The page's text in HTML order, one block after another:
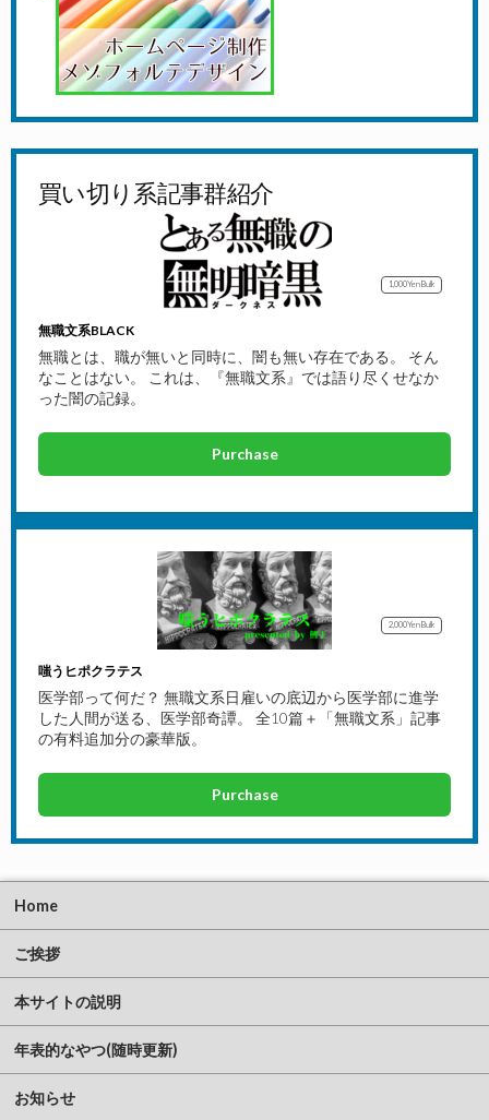
買い切り系記事群紹介
1,000YenBulk
無職文系BLACK
無職とは、職が無いと同時に、闇も無い存在である。 そん
なことはない。 これは、『無職文系』では語り尽くせなか
った闇の記録。
Purchase
2,000YenBulk
嗤うヒポクラテス
医学部って何だ？ 無職文系日雇いの底辺から医学部に進学
した人間が送る、医学部奇譚。 全10篇＋「無職文系」記事
の有料追加分の豪華版。
Purchase
Home
ご挨拶
本サイトの説明
年表的なやつ(随時更新)
お知らせ